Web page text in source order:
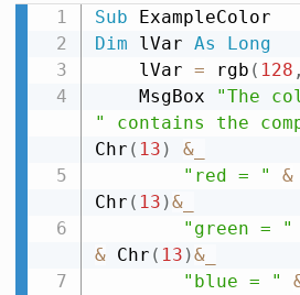
Sub
Dim lVar As
Long
    lVar
= rgb ( 128 ,
    MsgBox
"The
" contains the
Chr ( 13 ) &_
"red = "
&
Chr ( 13 )&_
"green = "
& Chr ( 13 )&_
"blue = "